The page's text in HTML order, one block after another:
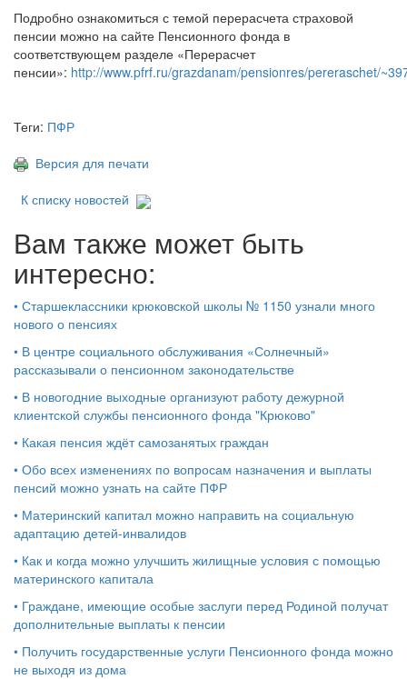
Подробно ознакомиться с темой перерасчета страховой
пенсии можно на сайте Пенсионного фонда в
соответствующем разделе «Перерасчет
пенсии»: http://www.pfrf.ru/grazdanam/pensionres/pereraschet/
Теги: ПФР
Версия для печати
К списку новостей
Вам также может быть
интересно:
• Старшеклассники крюковской школы № 1150 узнали много
нового о пенсиях
• В центре социального обслуживания «Солнечный»
рассказывали о пенсионном законодательстве
• В новогодние выходные организуют работу дежурной
клиентской службы пенсионного фонда "Крюково"
• Какая пенсия ждёт самозанятых граждан
• Обо всех изменениях по вопросам назначения и выплаты
пенсий можно узнать на сайте ПФР
• Материнский капитал можно направить на социальную
адаптацию детей-инвалидов
• Как и когда можно улучшить жилищные условия с помощью
материнского капитала
• Граждане, имеющие особые заслуги перед Родиной получат
дополнительные выплаты к пенсии
• Получить государственные услуги Пенсионного фонда можно
не выходя из дома